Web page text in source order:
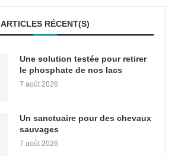
ARTICLES RÉCENT(S)
Une solution testée pour retirer
le phosphate de nos lacs
7 août 2026
Un sanctuaire pour des chevaux
sauvages
7 août 2026